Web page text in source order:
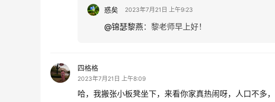
惑矣 2023年7月21日 上午9:23
@锦瑟黎燕： 黎老师早上好！
四格格
2023年7月21日 上午8:09
哈，我搬张小板凳坐下，来看你家真热闹呀，人口不多